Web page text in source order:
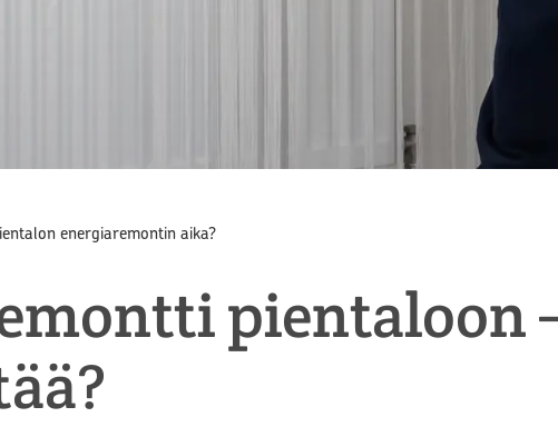
energiaremontin aika?
pientaloon